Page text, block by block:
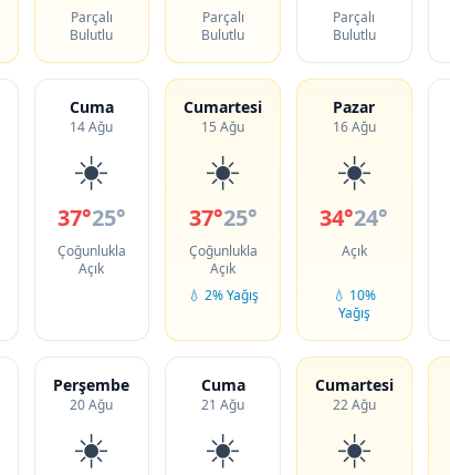
Parçalı
Bulutlu
Parçalı
Bulutlu
Parçalı
Bulutlu
Cuma
14 Ağu
☀️
37°25°
Çoğunlukla
Açık
Cumartesi
15 Ağu
☀️
37°25°
Çoğunlukla
Açık
💧 2% Yağış
Pazar
16 Ağu
☀️
34°24°
Açık
💧 10%
Yağış
Perşembe
20 Ağu
☀️
Cuma
21 Ağu
☀️
Cumartesi
22 Ağu
☀️